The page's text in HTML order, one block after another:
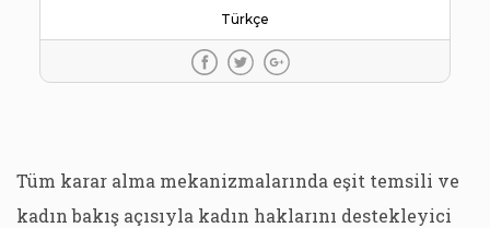
Türkçe
Tüm karar alma mekanizmalarında eşit temsili ve
kadın bakış açısıyla kadın haklarını destekleyici